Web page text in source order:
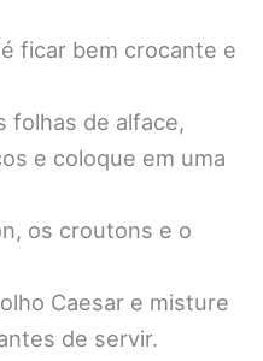
ficar bem crocante e
folhas de alface,
e coloque em uma
os croutons e o
Caesar e misture
de servir.